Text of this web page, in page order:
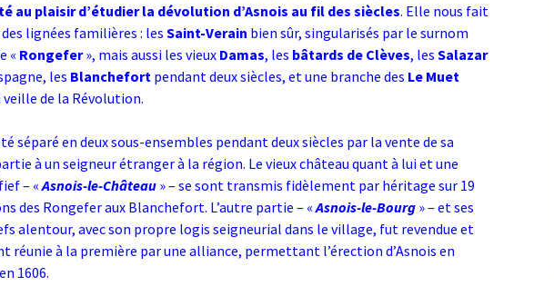
au plaisir d’étudier la dévolution d’Asnois au fil des siècles. Elle nous fait
lignées familières : lesSaint-Verain bien sûr, singularisés par le surnom
« Rongefer», mais aussi les vieux Damas, les bâtards de Clèves, les Salazar
les Blanchefort pendant deux siècles, et une branche des Le Muet
de la Révolution.
séparé en deux sous-ensembles pendant deux siècles par la vente de sa
à un seigneur étranger à la région. Le vieux château quant à lui et une
– « Asnois-le-Château » – se sont transmis fidèlement par héritage sur 19
des Rongefer aux Blanchefort. L’autre partie – «Asnois-le-Bourg » – et ses
alentour, avec son propre logis seigneurial dans le village, fut revendue et
réunie à la première par une alliance, permettant l’érection d’Asnois en
1606.